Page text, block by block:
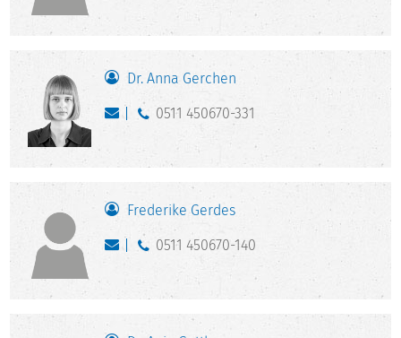
Dr. Anna Gerchen
0511 450670-331
Frederike Gerdes
0511 450670-140